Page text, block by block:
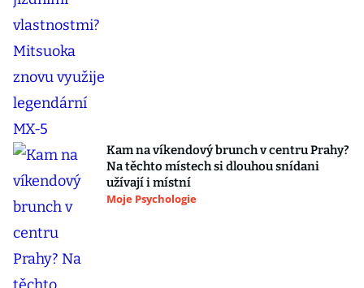
Kam na víkendový brunch v centru Prahy?
Na těchto místech si dlouhou snídani
užívají i místní
Moje Psychologie